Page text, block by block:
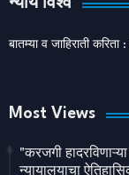
न्याय विश्व
बातम्या व जाहिराती
Most Views
"करजगी
न्यायालयाचा